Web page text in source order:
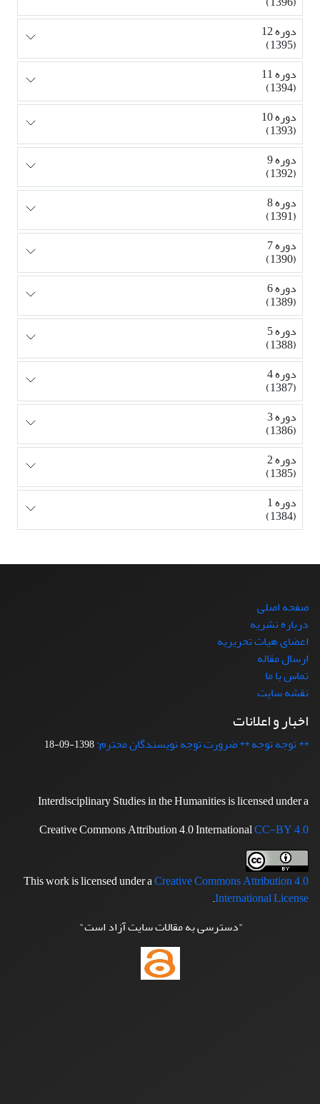
دوره 12
(1395)
دوره 11
(1394)
دوره 10
(1393)
دوره 9
(1392)
دوره 8
(1391)
دوره 7
(1390)
دوره 6
(1389)
دوره 5
(1388)
دوره 4
(1387)
دوره 3
(1386)
دوره 2
(1385)
دوره 1
(1384)
صفحه اصلی
درباره نشریه
اعضای هیات تحریریه
ارسال مقاله
تماس با ما
نقشه سایت
اخبار و اعلانات
** توجه توجه ** ضرورت توجه نویسندگان محترم:1398-09-18
Interdisciplinary Studies in the Humanities is licensed under a
Creative Commons Attribution 4.0 InternationalCC-BY 4.0
This work is licensed under aCreative Commons Attribution 4.0
International License
.
"دسترسی به مقالات سایت آزاد است"